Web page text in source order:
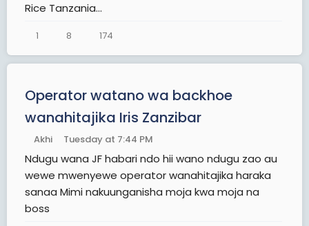
Rice Tanzania...
1 8 174
Operator watano wa backhoe
wanahitajika Iris Zanzibar
Akhi Tuesday at 7:44 PM
Ndugu wana JF habari ndo hii wano ndugu zao au
wewe mwenyewe operator wanahitajika haraka
sanaa Mimi nakuunganisha moja kwa moja na
boss